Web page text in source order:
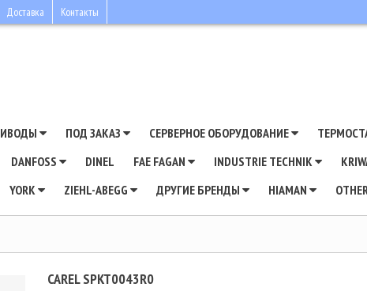
Доставка Контакты
ПОД ЗАКАЗ СЕРВЕРНОЕ ОБОРУДОВАНИЕ
DANFOSS DINEL FAE FAGAN INDUSTRIE TECHNIK
YORK ZIEHL-ABEGG ДРУГИЕ БРЕНДЫ HIAMAN
CAREL SPKT0043R0